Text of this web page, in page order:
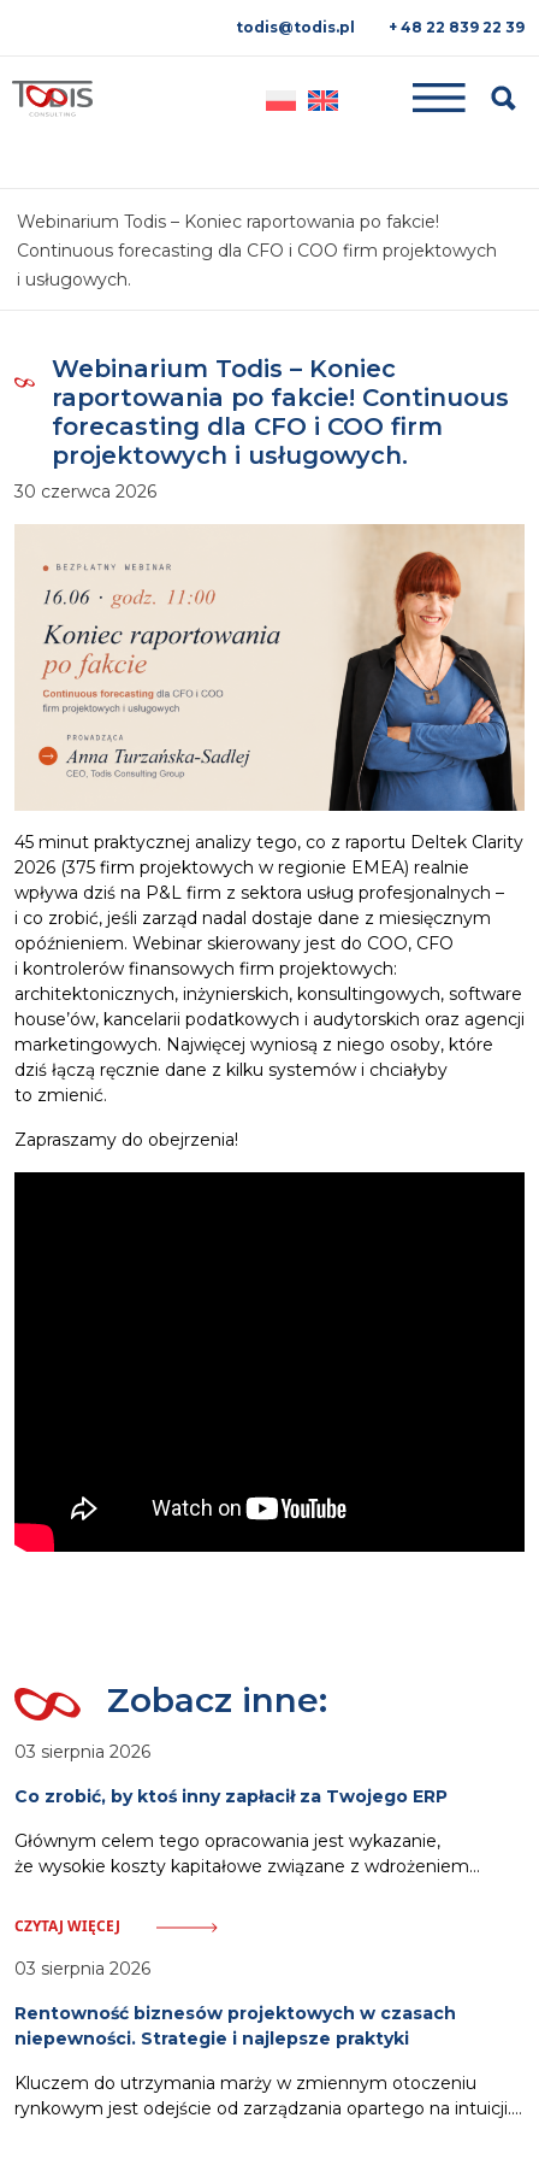
todis@todis.pl + 48 22 839 22 39
Webinarium Todis – Koniec raportowania po fakcie!
Continuous forecasting dla CFO i COO firm projektowych
i usługowych.
Webinarium Todis – Koniec
raportowania po fakcie! Continuous
forecasting dla CFO i COO firm
projektowych i usługowych.
30 czerwca 2026
45 minut praktycznej analizy tego, co z raportu Deltek Clarity
2026 (375 firm projektowych w regionie EMEA) realnie
wpływa dziś na P&L firm z sektora usług profesjonalnych –
i co zrobić, jeśli zarząd nadal dostaje dane z miesięcznym
opóźnieniem. Webinar skierowany jest do COO, CFO
i kontrolerów finansowych firm projektowych:
architektonicznych, inżynierskich, konsultingowych, software
house’ów, kancelarii podatkowych i audytorskich oraz agencji
marketingowych. Najwięcej wyniosą z niego osoby, które
dziś łączą ręcznie dane z kilku systemów i chciałyby
to zmienić.
Zapraszamy do obejrzenia!
Zobacz inne:
03 sierpnia 2026
Co zrobić, by ktoś inny zapłacił za Twojego ERP
Głównym celem tego opracowania jest wykazanie,
że wysokie koszty kapitałowe związane z wdrożeniem
budżetu przedsiębiorstwa. Odpowiednia strategia pozwala
Zalicza się do nich pozyskanie dotacji celowych
włączenie kosztów systemu w strukturę usług oferowanych
klientom oraz zastosowanie partnerskich modeli rozliczeń.
windykacyjnych,
CZYTAJ WIĘCEJ
03 sierpnia 2026
Rentowność biznesów projektowych w czasach
niepewności. Strategie i najlepsze praktyki
Kluczem do utrzymania marży w zmiennym otoczeniu
rynkowym jest odejście od zarządzania opartego na intuicji.